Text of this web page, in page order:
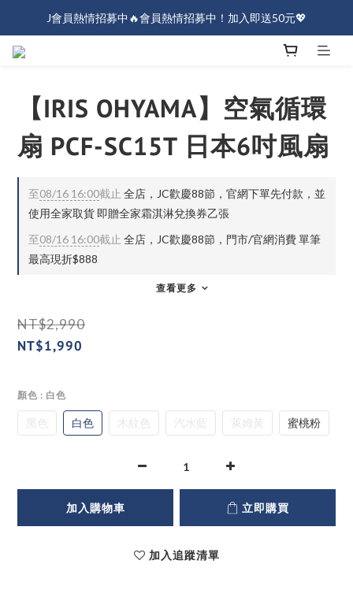
J會員熱情招募中🔥會員熱情招募中！加入即送50元💖
J會員熱情招募中🔥會員熱情招募中！加入即送50元💖
【IRIS OHYAMA】空氣循環
扇 PCF-SC15T 日本6吋風扇
至08/16 16:00截止 全店，JC歡慶88節，官網下單先付款，並
使用全家取貨 即贈全家霜淇淋兌換券乙張
至08/16 16:00截止 全店，JC歡慶88節，門市/官網消費 單筆
最高現折$888
查看更多
NT$2,990
NT$1,990
顏色 : 白色
黑色 白色 木紋色 汽水藍 萊姆黃 蜜桃粉
加入購物車 立即購買
加入追蹤清單